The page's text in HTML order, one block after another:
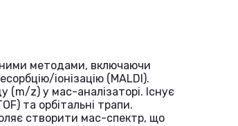
методами, включаючи
іонізацію (MALDI).
(m/z) у мас-аналізаторі. Існує
та орбітальні трапи.
створити мас-спектр, що